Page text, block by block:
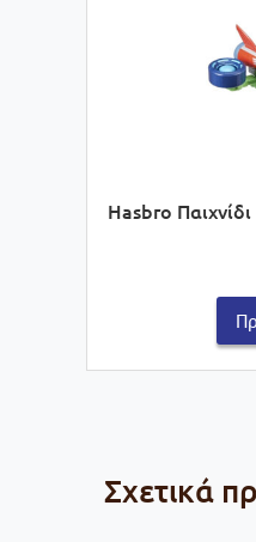
Hasbro
Σχετικά